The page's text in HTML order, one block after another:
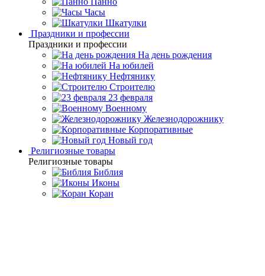
Часы
Шкатулки
Праздники и профессии
Праздники и профессии
На день рождения
На юбилей
Нефтянику
Строителю
23 февраля
Военному
Железнодорожнику
Корпоративные
Новый год
Религиозные товары
Религиозные товары
Библия
Иконы
Коран